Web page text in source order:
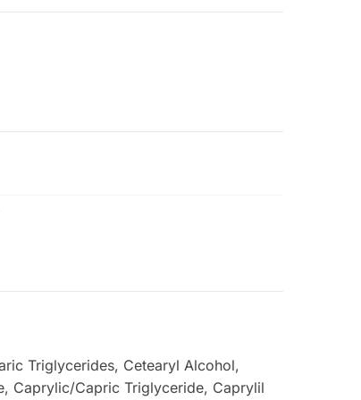
Triglycerides, Cetearyl Alcohol,
Caprylic/Capric Triglyceride, Caprylil